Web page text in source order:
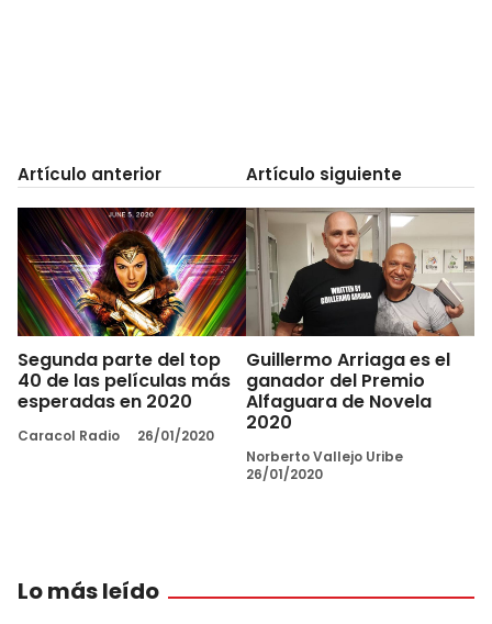
Artículo anterior
Segunda parte del top
40 de las películas más
esperadas en 2020
Caracol Radio 26/01/2020
Artículo siguiente
Guillermo Arriaga es el
ganador del Premio
Alfaguara de Novela
2020
Norberto Vallejo Uribe
26/01/2020
Lo más leído